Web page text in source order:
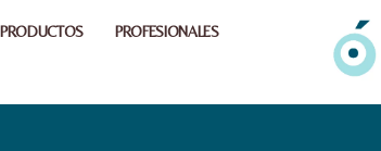
PRODUCTOS PROFESIONALES